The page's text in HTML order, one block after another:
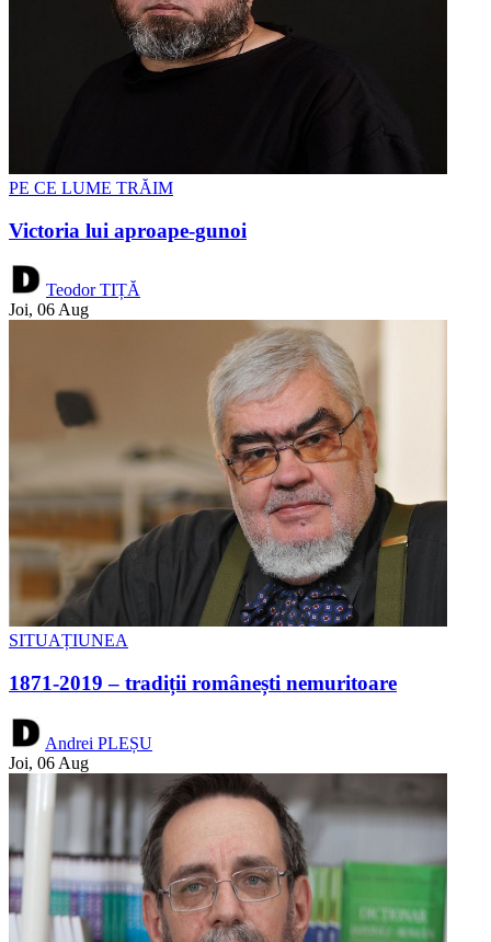
PE CE LUME TRĂIM
Victoria lui aproape-gunoi
Teodor TIȚĂ
Joi, 06 Aug
SITUAȚIUNEA
1871-2019 – tradiții românești nemuritoare
Andrei PLEȘU
Joi, 06 Aug